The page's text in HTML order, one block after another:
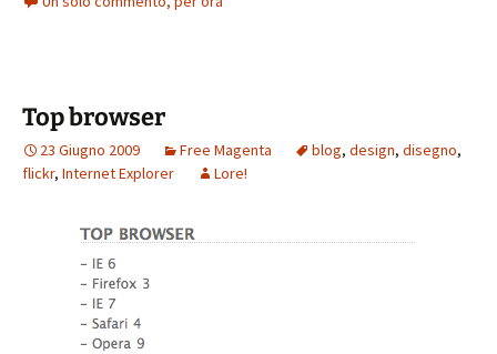
Top browser
23 Giugno 2009 Free Magenta blog, design, disegno,
flickr, Internet Explorer Lore!